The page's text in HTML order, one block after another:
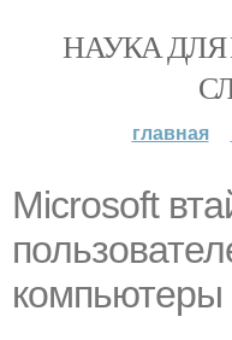
НАУКА
главная
Microsoft
компьютеры